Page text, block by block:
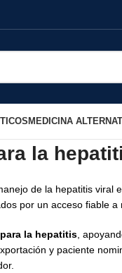
MEDICINA
la
de la hepatitis
por un acceso fiable
la hepatitis ,
y paciente